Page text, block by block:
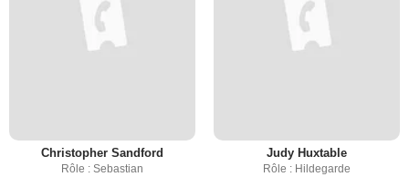
Christopher Sandford
Rôle : Sebastian
Judy Huxtable
Rôle : Hildegarde